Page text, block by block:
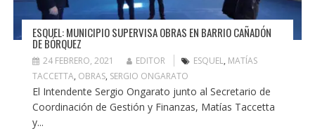
ESQUEL: MUNICIPIO SUPERVISA OBRAS EN BARRIO CAÑADÓN
DE BÓRQUEZ
24 FEBRERO, 2021 EDITOR ESQUEL, MATÍAS
TACCETTA, OBRAS, SERGIO ONGARATO
El Intendente Sergio Ongarato junto al Secretario de
Coordinación de Gestión y Finanzas, Matías Taccetta
y...